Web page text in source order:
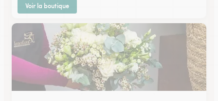
Voir la boutique